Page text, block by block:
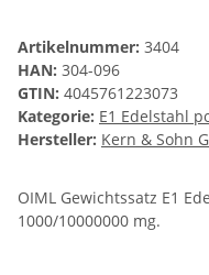
Artikelnummer: 3404
HAN: 304-096
GTIN: 4045761223073
Kategorie: E1 Edelstahl
Hersteller: Kern & Sohn
OIML Gewichtssatz E1
1000/10000000 mg.